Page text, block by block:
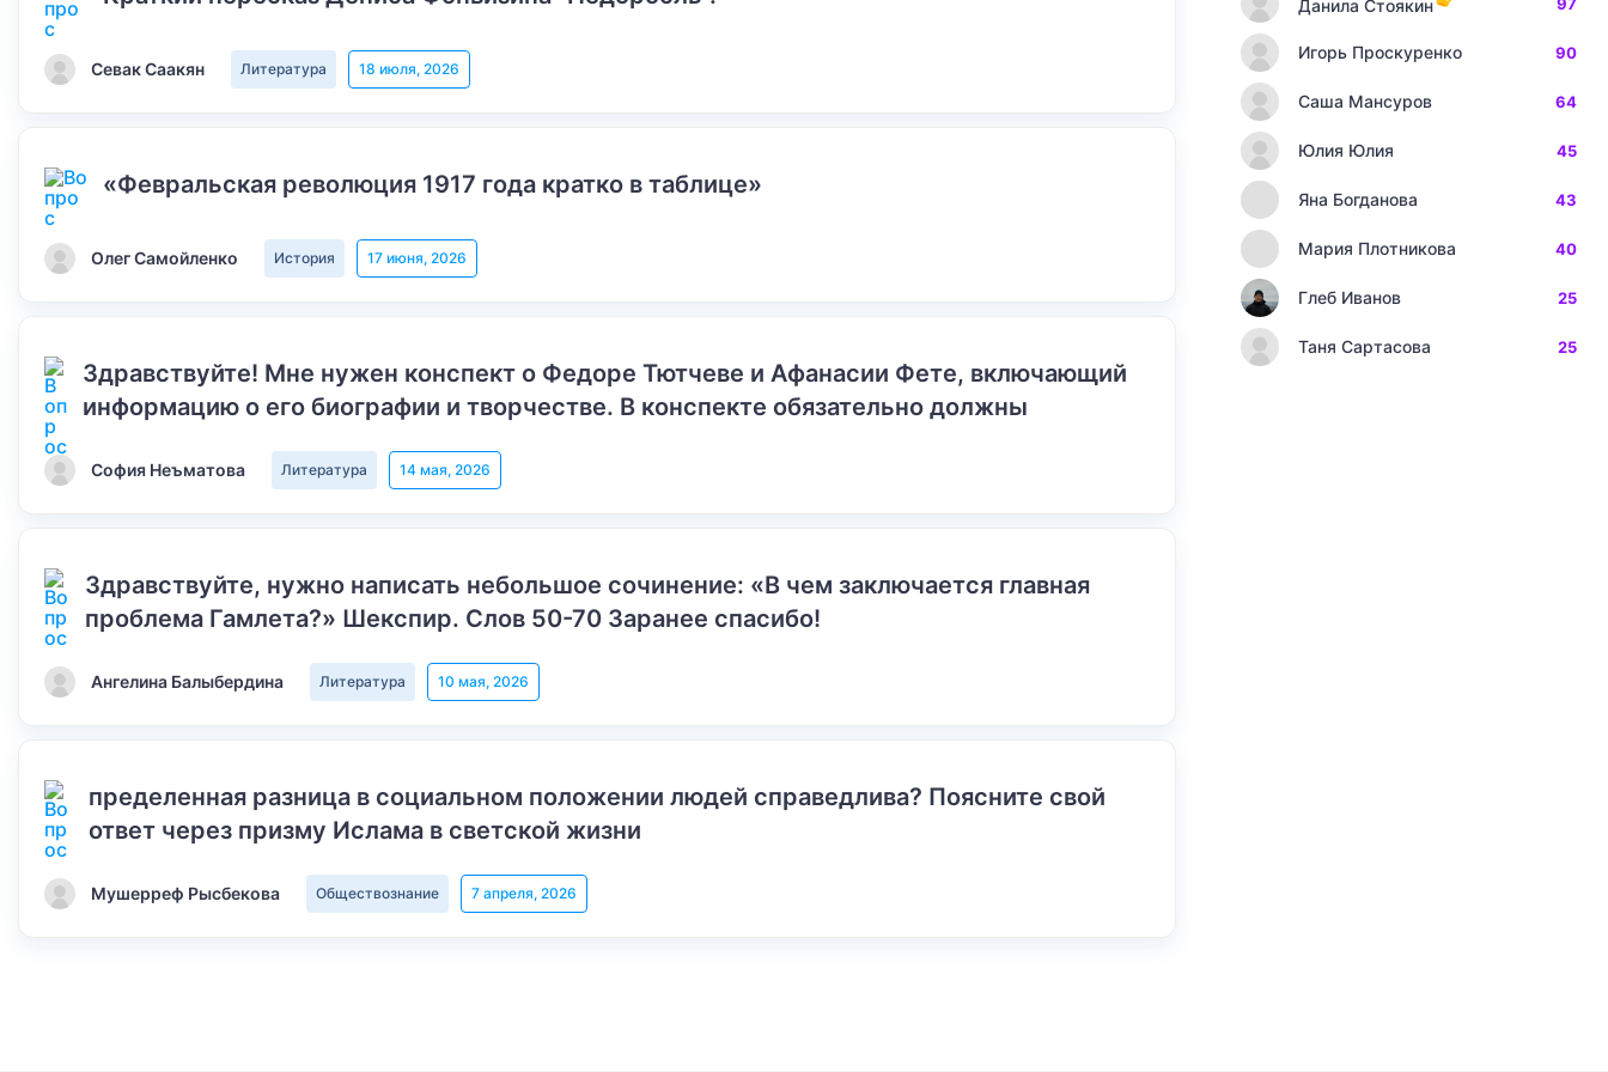
Севак Саакян Литература 18 июля, 2026
«Февральская революция 1917 года кратко в таблице»
Олег Самойленко История 17 июня, 2026
Здравствуйте! Мне нужен конспект о Федоре Тютчеве и Афанасии Фете, включающий
информацию о его биографии и творчестве. В конспекте обязательно должны
София Неъматова Литература 14 мая, 2026
Здравствуйте, нужно написать небольшое сочинение: «В чем заключается главная
проблема Гамлета?» Шекспир. Слов 50-70 Заранее спасибо!
Ангелина Балыбердина Литература 10 мая, 2026
пределенная разница в социальном положении людей справедлива? Поясните свой
ответ через призму Ислама в светской жизни
Мушерреф Рысбекова Обществознание 7 апреля, 2026
Данила Стоякин
Игорь Проскуренко 90
Саша Мансуров 64
Юлия Юлия 45
Яна Богданова 43
Мария Плотникова 40
Глеб Иванов 25
Таня Сартасова 25